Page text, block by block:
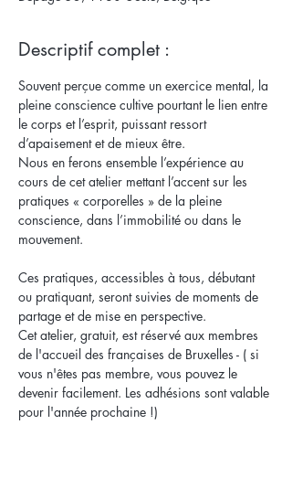
Descriptif complet :
Souvent perçue comme un exercice mental, la
pleine conscience cultive pourtant le lien entre
le corps et l’esprit, puissant ressort
Nous en ferons ensemble l’expérience au
cours de cet atelier mettant l’accent sur les
pratiques « corporelles » de la pleine
conscience, dans l’immobilité ou dans le
mouvement.
Ces pratiques, accessibles à tous, débutant
ou pratiquant, seront suivies de moments de
partage et de mise en perspective.
Cet atelier, gratuit, est réservé aux membres
de l'accueil des françaises de Bruxelles - ( si
vous n'êtes pas membre, vous pouvez le
devenir facilement. Les adhésions sont valable
pour l'année prochaine !)